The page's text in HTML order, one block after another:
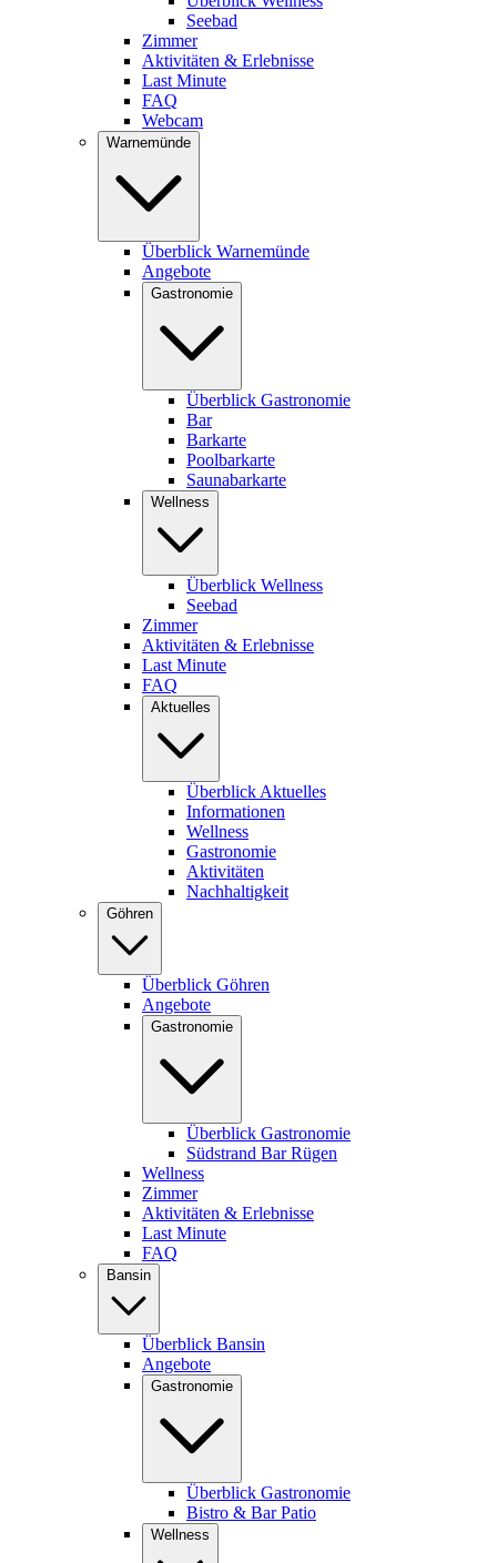
Seebad
Zimmer
Aktivitäten & Erlebnisse
Last Minute
FAQ
Webcam
Warnemünde
Überblick Warnemünde
Angebote
Gastronomie
Überblick Gastronomie
Bar
Barkarte
Poolbarkarte
Saunabarkarte
Wellness
Überblick Wellness
Seebad
Zimmer
Aktivitäten & Erlebnisse
Last Minute
FAQ
Aktuelles
Überblick Aktuelles
Informationen
Wellness
Gastronomie
Aktivitäten
Nachhaltigkeit
Göhren
Überblick Göhren
Angebote
Gastronomie
Überblick Gastronomie
Südstrand Bar Rügen
Wellness
Zimmer
Aktivitäten & Erlebnisse
Last Minute
FAQ
Bansin
Überblick Bansin
Angebote
Gastronomie
Überblick Gastronomie
Bistro & Bar Patio
Wellness